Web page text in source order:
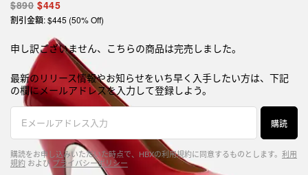
$890 $445
割引金額: $445 (50% Off)
申し訳ございません、こちらの商品は完売しました。
最新のリリース情報やお知らせをいち早く入手したい方は、下記
の欄にメールアドレスを入力して登録しよう。
購読
購読をお申し込みいただいた時点で、HBXの利用規約に同意するものとします。 利用
規約 およびプライバシーポリシー